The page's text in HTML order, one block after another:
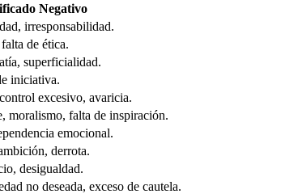
Negativo
irresponsabilidad.
de ética.
superficialidad.
iniciativa.
excesivo, avaricia.
moralismo, falta de inspiración.
emocional.
derrota.
desigualdad.
no deseada, exceso de cautela.